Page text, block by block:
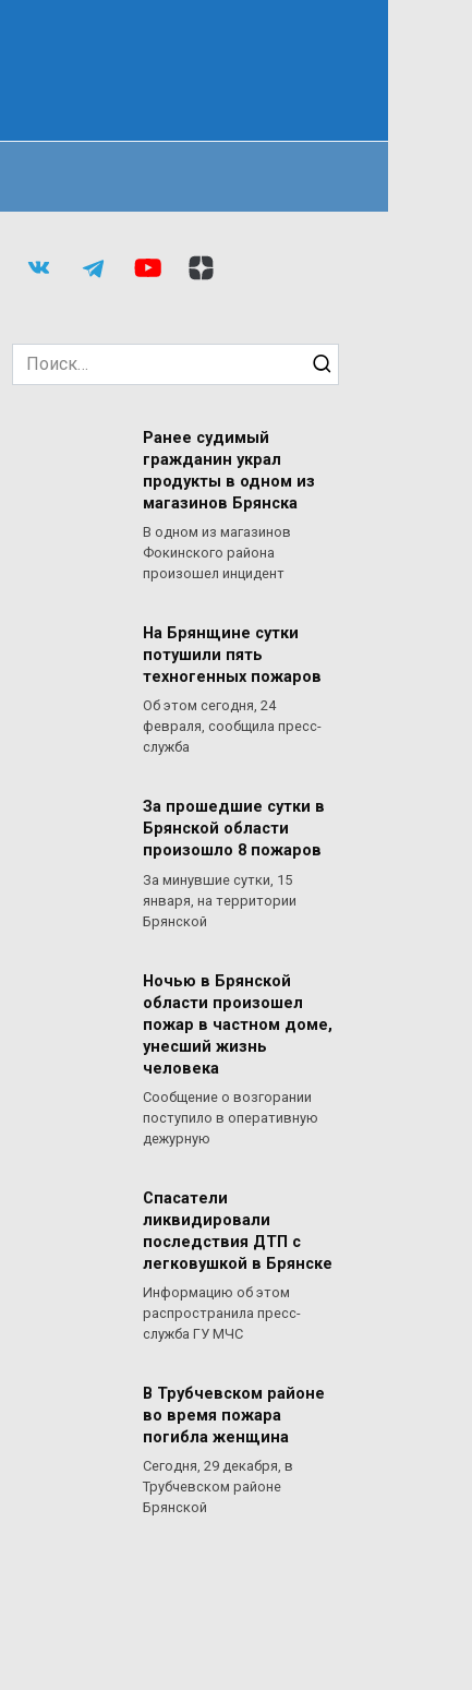
Search
for:
Ранее судимый
гражданин украл
продукты в одном из
магазинов Брянска
В одном из магазинов
Фокинского района
произошел инцидент
На Брянщине сутки
потушили пять
техногенных пожаров
Об этом сегодня, 24
февраля, сообщила пресс-
служба
За прошедшие сутки в
Брянской области
произошло 8 пожаров
За минувшие сутки, 15
января, на территории
Брянской
Ночью в Брянской
области произошел
пожар в частном доме,
унесший жизнь
человека
Сообщение о возгорании
поступило в оперативную
дежурную
Спасатели
ликвидировали
последствия ДТП с
легковушкой в Брянске
Информацию об этом
распространила пресс-
служба ГУ МЧС
В Трубчевском районе
во время пожара
погибла женщина
Сегодня, 29 декабря, в
Трубчевском районе
Брянской